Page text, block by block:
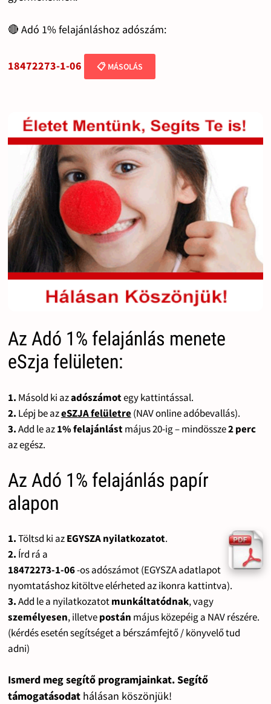
🔴 Adó 1% felajánláshoz adószám:
18472273-1-06 📋 MÁSOLÁS
Az Adó 1% felajánlás menete
eSzja felületen:
1. Másold ki azadószámotegy kattintással.
2. Lépj be azeSZJA felületre(NAV online adóbevallás).
3.Add le az1% felajánlástmájus 20-ig – mindössze2 perc
az egész.
Az Adó 1% felajánlás papír
alapon
1.Töltsd ki azEGYSZA nyilatkozatot.
2. Írd rá a
18472273-1-06-os adószámot (EGYSZA adatlapot
nyomtatáshoz kitöltve elérheted az ikonra kattintva).
3.Add le a nyilatkozatotmunkáltatódnak, vagy
személyesen, illetvepostán május közepéig a NAV részére.
(kérdés esetén segítséget a bérszámfejtő / könyvelő tud
adni)
Ismerd meg segítő programjainkat. Segítő
támogatásodat hálásan köszönjük!